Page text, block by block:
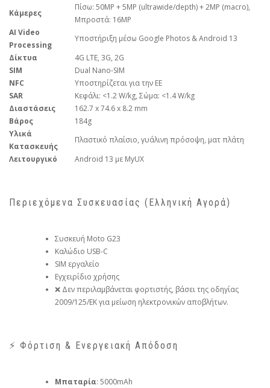
Κάμερες
Πίσω: 50MP + 5MP (ultrawide/depth) + 2MP (macro),
Μπροστά: 16MP
AI Video
Processing
Υποστήριξη μέσω Google Photos & Android 13
Δίκτυα
4G LTE, 3G, 2G
SIM
Dual Nano-SIM
NFC
Υποστηρίζεται για την ΕΕ
SAR
Κεφάλι: <1.2 W/kg, Σώμα: <1.4 W/kg
Διαστάσεις
162.7 x 74.6 x 8.2 mm
Βάρος
184g
Υλικά
Κατασκευής
Πλαστικό πλαίσιο, γυάλινη πρόσοψη, ματ πλάτη
Λειτουργικό
Android 13 με MyUX
Περιεχόμενα Συσκευασίας (Ελληνική Αγορά)
Συσκευή Moto G23
Καλώδιο USB-C
SIM εργαλείο
Εγχειρίδιο χρήσης
❌ Δεν περιλαμβάνεται φορτιστής, βάσει της οδηγίας
2009/125/ΕΚ για μείωση ηλεκτρονικών αποβλήτων.
⚡ Φόρτιση & Ενεργειακή Απόδοση
Μπαταρία: 5000mAh